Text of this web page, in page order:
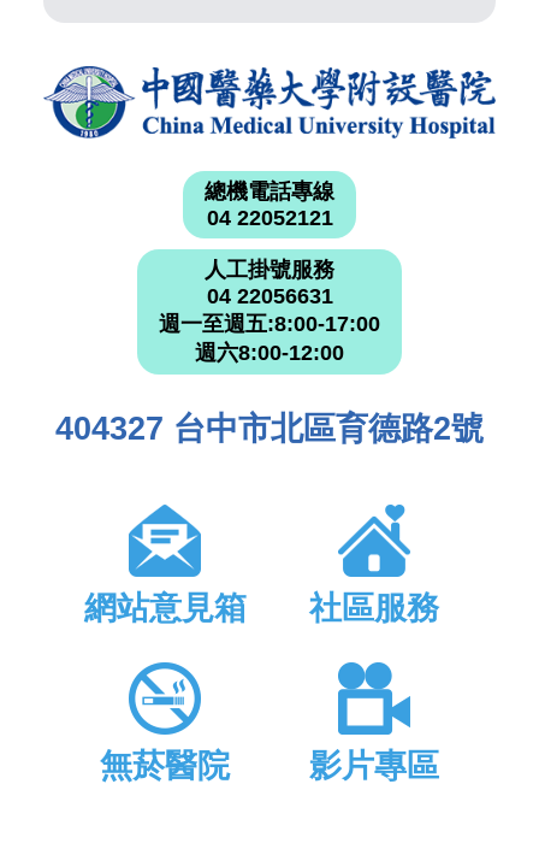
總機電話專線
04 22052121
人工掛號服務
04 22056631
週一至週五:8:00-17:00
週六8:00-12:00
404327 台中市北區育德路2號
網站意見箱 社區服務
無菸醫院 影片專區